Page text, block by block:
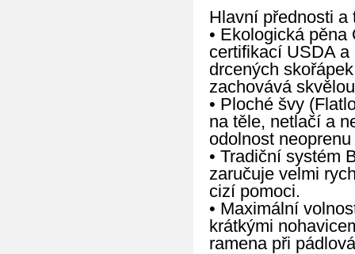
Hlavní přednosti a
• Ekologická
certifikací USDA
drcených
zachovává
• Ploché švy
na těle, netlačí a
odolnost
• Tradiční systém
zaručuje velmi
cizí pomoci.
• Maximální
krátkými
ramena při